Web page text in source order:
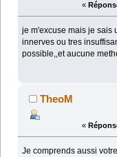
«
je m'excuse mais je sais
innerves ou tres
possible,,et aucune
TheoM
«
Je comprends aussi